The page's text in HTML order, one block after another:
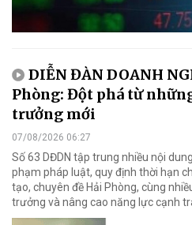
DIỄN ĐÀN DOANH
Phòng: Đột phá từ
trưởng mới
07/08/2026 06:27
Số 63 DĐDN tập trung nhiều nội
phạm pháp luật, quy định thời hạn
tạo, chuyên đề Hải Phòng, cùng
trưởng và nâng cao năng lực cạnh